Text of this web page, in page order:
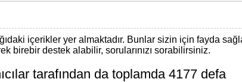
içerikler yer almaktadır. Bunlar sizin için fayda
birebir destek alabilir, sorularınızı sorabilirsiniz.
tarafından da toplamda 4177 defa